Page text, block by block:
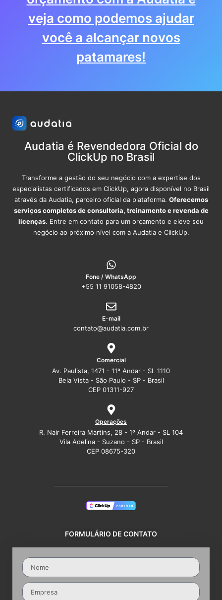
veja como podemos ajudar
você a alcançar novos
patamares!
Audatia é Revendedora Oficial do
ClickUp no Brasil
Transforme a gestão do seu negócio com a expertise dos
especialistas certificados em ClickUp, agora disponível no Brasil
através da Audatia, parceiro oficial da plataforma. Oferecemos
serviços completos de consultoria, treinamento e revenda de
licenças. Entre em contato para um orçamento e eleve seu
negócio ao próximo nível com a Audatia e ClickUp.
Fone / WhatsApp
+55 11 91058-4820
E-mail
contato@audatia.com.br
Comercial
Av. Paulista, 1471 - 11º Andar - SL 1110
Bela Vista - São Paulo - SP - Brasil
CEP 01311-927
Operações
R. Nair Ferreira Martins, 28 - 1º Andar - SL 104
Vila Adelina - Suzano - SP - Brasil
CEP 08675-320
FORMULÁRIO DE CONTATO